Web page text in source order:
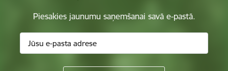
Piesakies jaunumu saņemšanai savā e-pastā.